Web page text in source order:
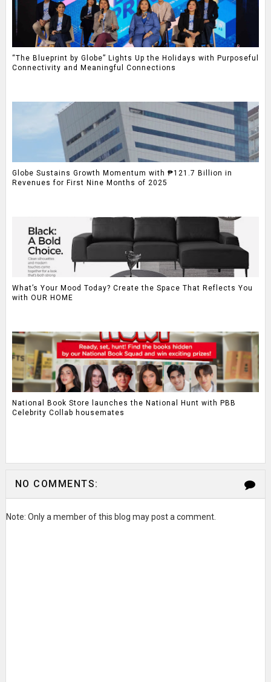
“The Blueprint by Globe” Lights Up the Holidays with Purposeful
Connectivity and Meaningful Connections
Globe Sustains Growth Momentum with ₱121.7 Billion in
Revenues for First Nine Months of 2025
What’s Your Mood Today? Create the Space That Reflects You
with OUR HOME
National Book Store launches the National Hunt with PBB
Celebrity Collab housemates
NO COMMENTS:
Note: Only a member of this blog may post a comment.